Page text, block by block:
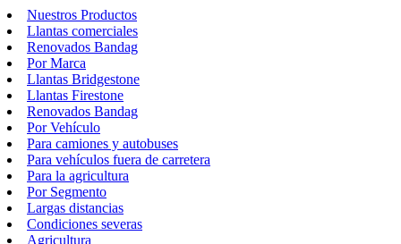
Nuestros Productos
Llantas comerciales
Renovados Bandag
Por Marca
Llantas Bridgestone
Llantas Firestone
Renovados Bandag
Por Vehículo
Para camiones y autobuses
Para vehículos fuera de carretera
Para la agricultura
Por Segmento
Largas distancias
Condiciones severas
Agricultura